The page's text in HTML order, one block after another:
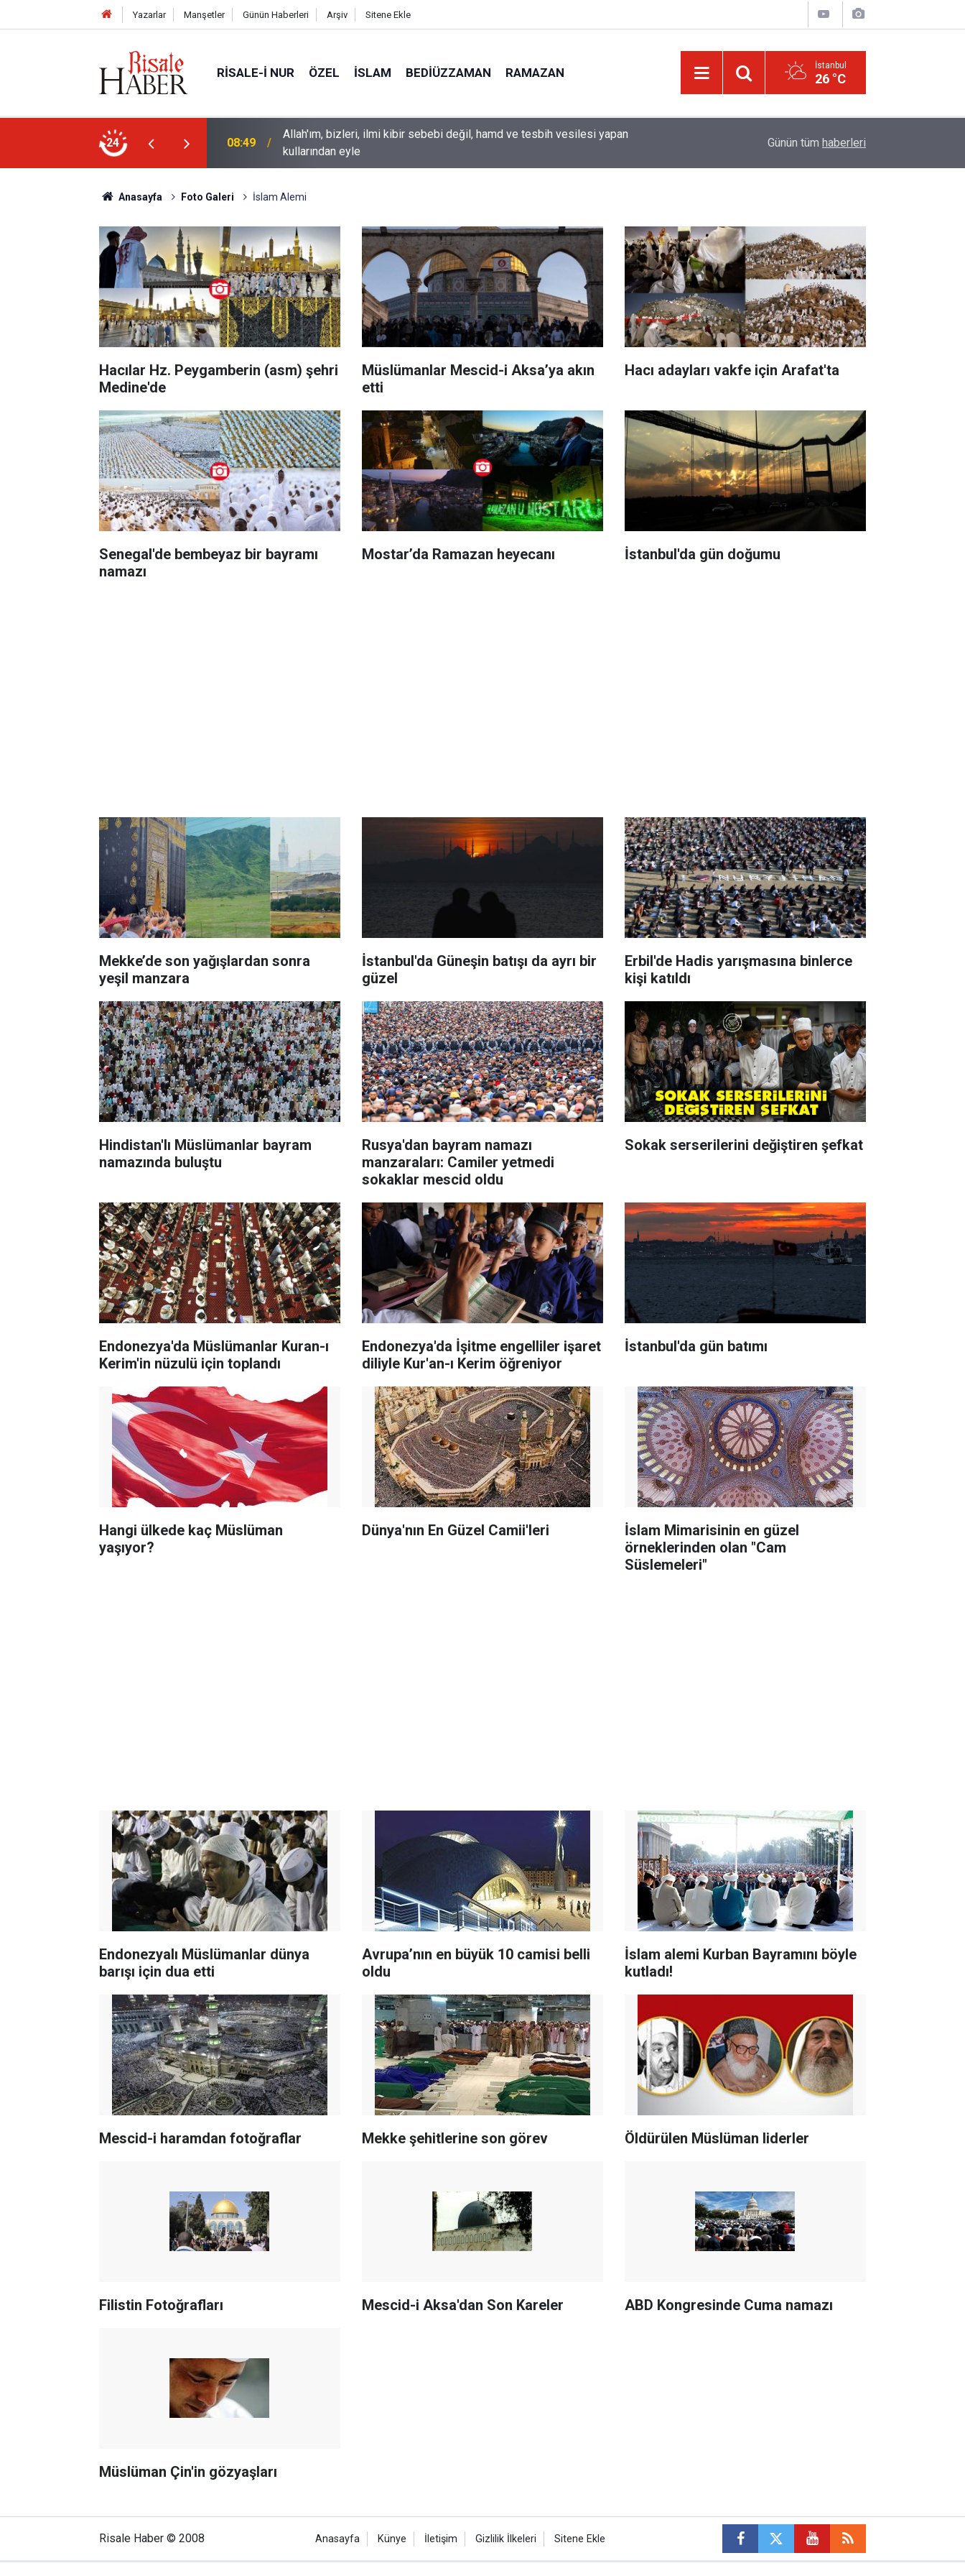
Yazarlar Manşetler Günün Haberleri Arşiv Sitene Ekle
RISALE-I NUR ÖZEL İSLAM BEDIÜZZAMAN RAMAZAN İstanbul
26 °C
24
hamd ve tesbih vesilesi yapan
02:15
Bediüzzaman: Dünyasının tamamen mahvolmasını düşünmesi, insanın ruhunu
ve vicdanını yandırıyor
Paçalarını yerde sürünmeyecek şekilde
Günün tüm haberleri
Anasayfa Foto Galeri İslam Alemi
Hacılar Hz. Peygamberin (asm) şehri
Medine'de
Müslümanlar Mescid-i Aksa’ya akın
etti
Hacı adayları vakfe için Arafat'ta
Senegal'de bembeyaz bir bayramı
namazı
Mostar’da Ramazan heyecanı İstanbul'da gün doğumu
Mekke’de son yağışlardan sonra
yeşil manzara
İstanbul'da Güneşin batışı da ayrı bir
güzel
Erbil'de Hadis yarışmasına binlerce
kişi katıldı
Hindistan'lı Müslümanlar bayram
namazında buluştu
Rusya'dan bayram namazı
manzaraları: Camiler yetmedi
sokaklar mescid oldu
Sokak serserilerini değiştiren şefkat
Endonezya'da Müslümanlar Kuran-ı
Kerim'in nüzulü için toplandı
Endonezya'da İşitme engelliler işaret
diliyle Kur'an-ı Kerim öğreniyor
İstanbul'da gün batımı
Hangi ülkede kaç Müslüman
yaşıyor?
Dünya'nın En Güzel Camii'leri
İslam Mimarisinin en güzel
örneklerinden olan "Cam
Süslemeleri"
Endonezyalı Müslümanlar dünya
barışı için dua etti
Avrupa’nın en büyük 10 camisi belli
oldu
İslam alemi Kurban Bayramını böyle
kutladı!
Mescid-i haramdan fotoğraflar Mekke şehitlerine son görev Öldürülen Müslüman liderler
Filistin Fotoğrafları Mescid-i Aksa'dan Son Kareler ABD Kongresinde Cuma namazı
Müslüman Çin'in gözyaşları
Risale Haber © 2008 Anasayfa Künye İletişim Gizlilik İlkeleri Sitene Ekle